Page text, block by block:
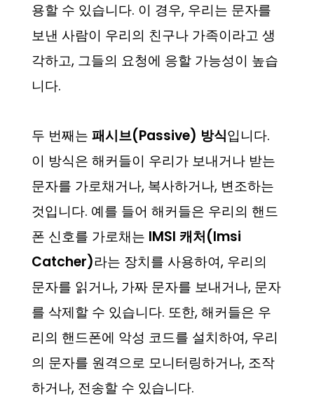
용할 수 있습니다. 이 경우, 우리는 문자를
보낸 사람이 우리의 친구나 가족이라고 생
각하고, 그들의 요청에 응할 가능성이 높습
니다.
두 번째는 패시브(Passive) 방식입니다.
이 방식은 해커들이 우리가 보내거나 받는
문자를 가로채거나, 복사하거나, 변조하는
것입니다. 예를 들어 해커들은 우리의 핸드
폰 신호를 가로채는 IMSI 캐처(Imsi
Catcher)라는 장치를 사용하여, 우리의
문자를 읽거나, 가짜 문자를 보내거나, 문자
를 삭제할 수 있습니다. 또한, 해커들은 우
리의 핸드폰에 악성 코드를 설치하여, 우리
의 문자를 원격으로 모니터링하거나, 조작
하거나, 전송할 수 있습니다.